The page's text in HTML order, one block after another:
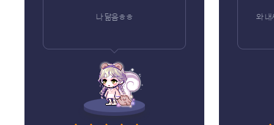
나 닮음ㅎㅎ 와 내